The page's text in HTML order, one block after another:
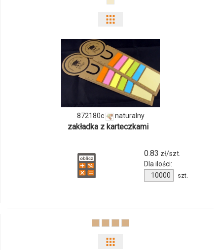
odmiany
i
ilości
produktu
872180c
872180c naturalny
zakładka z karteczkami
0.83 zł/szt.
Dla ilości:
Ilość
produktu
szt.